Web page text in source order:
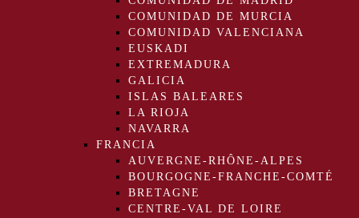
COMUNIDAD DE MURCIA
COMUNIDAD VALENCIANA
EUSKADI
EXTREMADURA
GALICIA
ISLAS BALEARES
LA RIOJA
NAVARRA
FRANCIA
AUVERGNE-RHÔNE-ALPES
BOURGOGNE-FRANCHE-COMTÉ
BRETAGNE
CENTRE-VAL DE LOIRE